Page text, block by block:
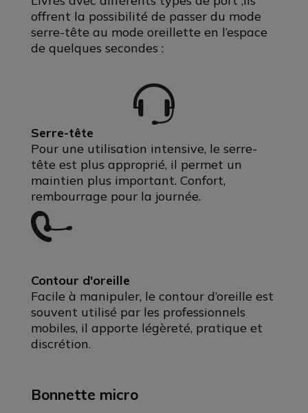
offrent la possibilité de passer du mode
serre-tête au mode oreillette en l’espace
de quelques secondes :
Serre-tête
Pour une utilisation intensive, le serre-
tête est plus approprié, il permet un
maintien plus important. Confort,
rembourrage pour la journée.
Contour d'oreille
Facile à manipuler, le contour d’oreille est
souvent utilisé par les professionnels
mobiles, il apporte légèreté, pratique et
discrétion.
Bonnette micro